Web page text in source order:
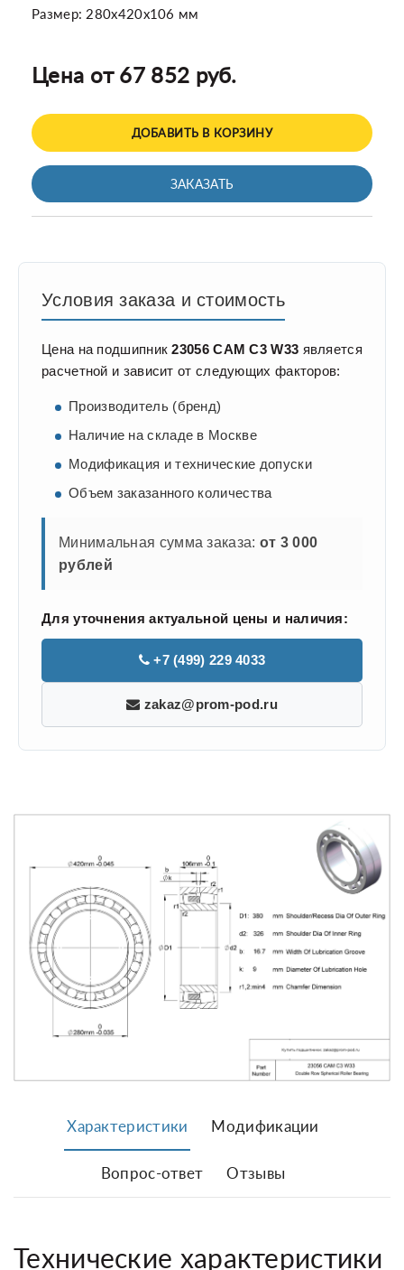
Размер: 280x420x106 мм
Цена от 67 852 руб.
ДОБАВИТЬ В КОРЗИНУ
ЗАКАЗАТЬ
Условия заказа и стоимость
Цена на подшипник23056 CAM C3 W33 является
расчетной и зависит от следующих факторов:
Производитель (бренд)
Наличие на складе в Москве
Модификация и технические допуски
Объем заказанного количества
Минимальная сумма заказа: от 3 000
рублей
Для уточнения актуальной цены и наличия:
+7 (499) 229 4033
zakaz@prom-pod.ru
Характеристики Модификации
Вопрос-ответ Отзывы
Технические характеристики